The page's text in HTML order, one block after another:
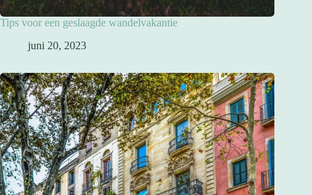
Tips voor een geslaagde wandelvakantie
juni 20, 2023